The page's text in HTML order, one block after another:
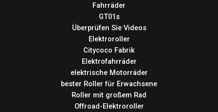
Fahrräder
GT01s
Überprüfen Sie Videos
Elektroroller
Citycoco Fabrik
Elektrofahrräder
elektrische Motorräder
bester Roller für Erwachsene
Roller mit großem Rad
Offroad-Elektroroller